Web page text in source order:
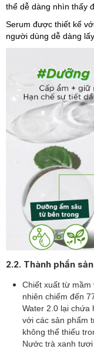
thể dễ dàng nhìn thấy
Serum được thiết kế
người dùng dễ dàng
2.2. Thành phần
Chiết xuất từ mầm
nhiên chiếm đến
Water 2.0 lại chứa
với các sản phẩm
không thể thiếu
Nước trà xanh